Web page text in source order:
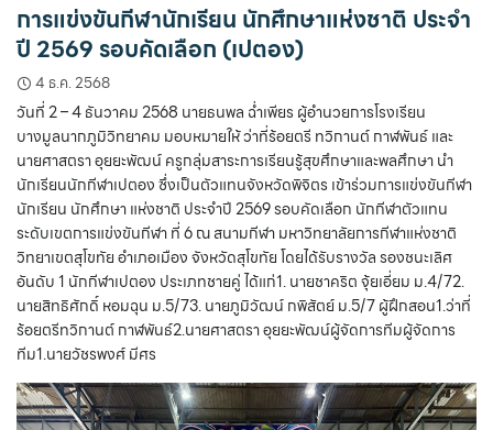
การแข่งขันกีฬานักเรียน นักศึกษาแห่งชาติ ประจำ
ปี 2569 รอบคัดเลือก (เปตอง)
4 ธ.ค. 2568
วันที่ 2 – 4 ธันวาคม 2568 นายธนพล ฉ่ำเพียร ผู้อำนวยการโรงเรียน
บางมูลนากภูมิวิทยาคม มอบหมายให้ ว่าที่ร้อยตรี ทวิกานต์ กาฬพันธ์ และ
นายศาสตรา อุยยะพัฒน์ ครูกลุ่มสาระการเรียนรู้สุขศึกษาและพลศึกษา นำ
นักเรียนนักกีฬาเปตอง ซึ่งเป็นตัวแทนจังหวัดพิจิตร เข้าร่วมการแข่งขันกีฬา
นักเรียน นักศึกษา แห่งชาติ ประจำปี 2569 รอบคัดเลือก นักกีฬาตัวแทน
ระดับเขตการแข่งขันกีฬา ที่ 6 ณ สนามกีฬา มหาวิทยาลัยการกีฬาแห่งชาติ
วิทยาเขตสุโขทัย อำเภอเมือง จังหวัดสุโขทัย โดยได้รับรางวัล รองชนะเลิศ
อันดับ 1 นักกีฬาเปตอง ประเภทชายคู่ ได้แก่1. นายชาคริต จุ้ยเอี่ยม ม.4/72.
นายสิทธิศักดิ์ หอมฉุน ม.5/73. นายภูมิวัฒน์ กพิสัตย์ ม.5/7 ผู้ฝึกสอน1.ว่าที่
ร้อยตรีทวิกานต์ กาฬพันธ์2.นายศาสตรา อุยยะพัฒน์ผู้จัดการทีมผู้จัดการ
ทีม1.นายวัชรพงศ์ มีศร